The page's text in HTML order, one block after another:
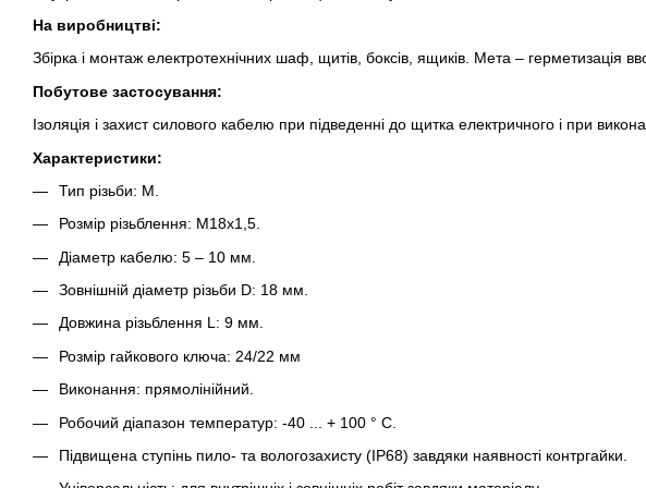
На виробництві:
Збірка і монтаж електротехнічних шаф, щитів, боксів, ящиків. Мета – герметизація
Побутове застосування:
Ізоляція і захист силового кабелю при підведенні до щитка електричного і при
Характеристики:
Тип різьби: М.
Розмір різьблення: М18х1,5.
Діаметр кабелю: 5 – 10 мм.
Зовнішній діаметр різьби D: 18 мм.
Довжина різьблення L: 9 мм.
Розмір гайкового ключа: 24/22 мм
Виконання: прямолінійний.
Робочий діапазон температур: -40 ... + 100 ° С.
Підвищена ступінь пило- та вологозахисту (IP68) завдяки наявності контргайки.